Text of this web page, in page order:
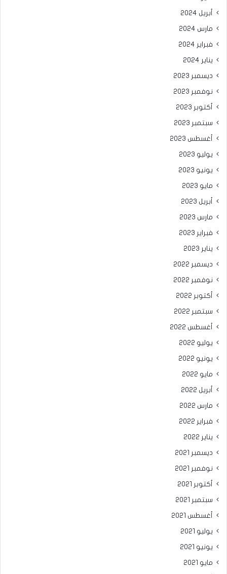
أبريل 2024
مارس 2024
فبراير 2024
يناير 2024
ديسمبر 2023
نوفمبر 2023
أكتوبر 2023
سبتمبر 2023
أغسطس 2023
يوليو 2023
يونيو 2023
مايو 2023
أبريل 2023
مارس 2023
فبراير 2023
يناير 2023
ديسمبر 2022
نوفمبر 2022
أكتوبر 2022
سبتمبر 2022
أغسطس 2022
يوليو 2022
يونيو 2022
مايو 2022
أبريل 2022
مارس 2022
فبراير 2022
يناير 2022
ديسمبر 2021
نوفمبر 2021
أكتوبر 2021
سبتمبر 2021
أغسطس 2021
يوليو 2021
يونيو 2021
مايو 2021